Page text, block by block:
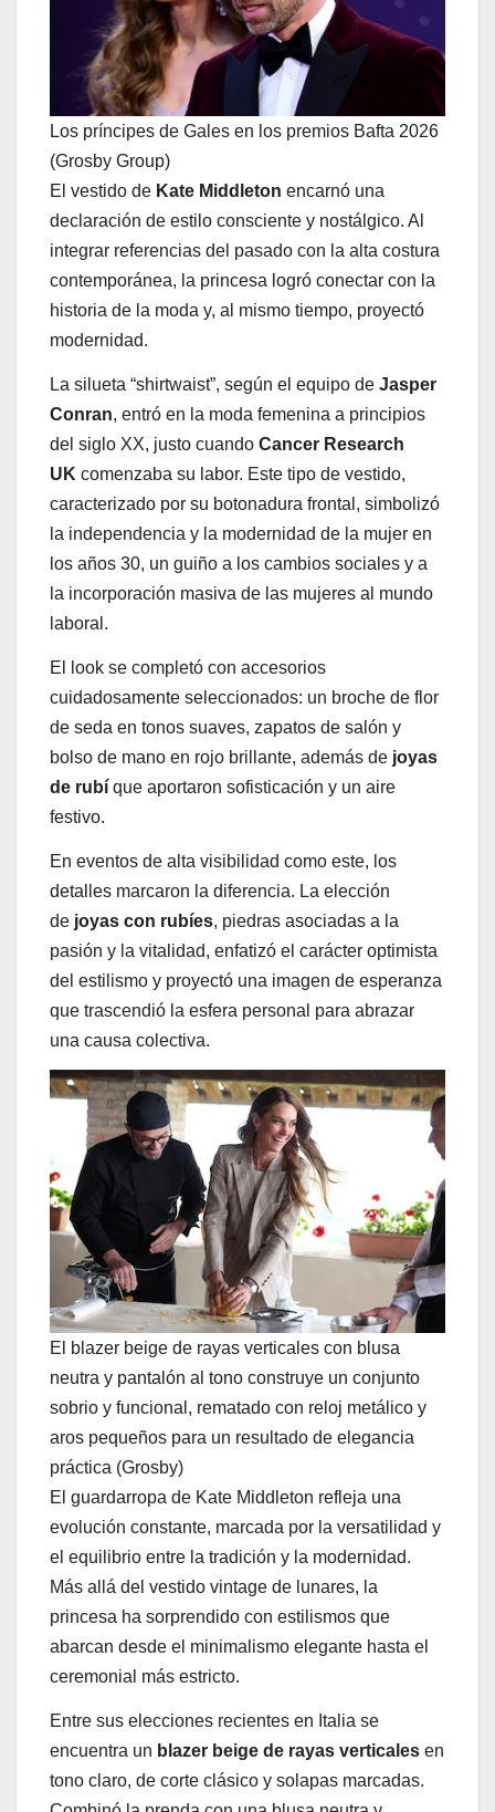
Los príncipes de Gales en los premios Bafta 2026
(Grosby Group)
El vestido de Kate Middleton encarnó una
declaración de estilo consciente y nostálgico. Al
integrar referencias del pasado con la alta costura
contemporánea, la princesa logró conectar con la
historia de la moda y, al mismo tiempo, proyectó
modernidad.
La silueta “shirtwaist”, según el equipo de Jasper
Conran, entró en la moda femenina a principios
del siglo XX, justo cuando Cancer Research
UK comenzaba su labor. Este tipo de vestido,
caracterizado por su botonadura frontal, simbolizó
la independencia y la modernidad de la mujer en
los años 30, un guiño a los cambios sociales y a
la incorporación masiva de las mujeres al mundo
laboral.
El look se completó con accesorios
cuidadosamente seleccionados: un broche de flor
de seda en tonos suaves, zapatos de salón y
bolso de mano en rojo brillante, además de joyas
de rubí que aportaron sofisticación y un aire
festivo.
En eventos de alta visibilidad como este, los
detalles marcaron la diferencia. La elección
de joyas con rubíes, piedras asociadas a la
pasión y la vitalidad, enfatizó el carácter optimista
del estilismo y proyectó una imagen de esperanza
que trascendió la esfera personal para abrazar
una causa colectiva.
El blazer beige de rayas verticales con blusa
neutra y pantalón al tono construye un conjunto
sobrio y funcional, rematado con reloj metálico y
aros pequeños para un resultado de elegancia
práctica (Grosby)
El guardarropa de Kate Middleton refleja una
evolución constante, marcada por la versatilidad y
el equilibrio entre la tradición y la modernidad.
Más allá del vestido vintage de lunares, la
princesa ha sorprendido con estilismos que
abarcan desde el minimalismo elegante hasta el
ceremonial más estricto.
Entre sus elecciones recientes en Italia se
encuentra un blazer beige de rayas verticales en
tono claro, de corte clásico y solapas marcadas.